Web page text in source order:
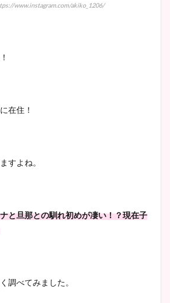
www.instagram.com/akiko_1206/
在住！
すよね。
と旦那との馴れ初めが凄い！？現在子
調べてみました。